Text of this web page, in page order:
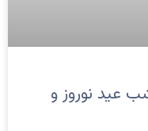
عید نوروز و